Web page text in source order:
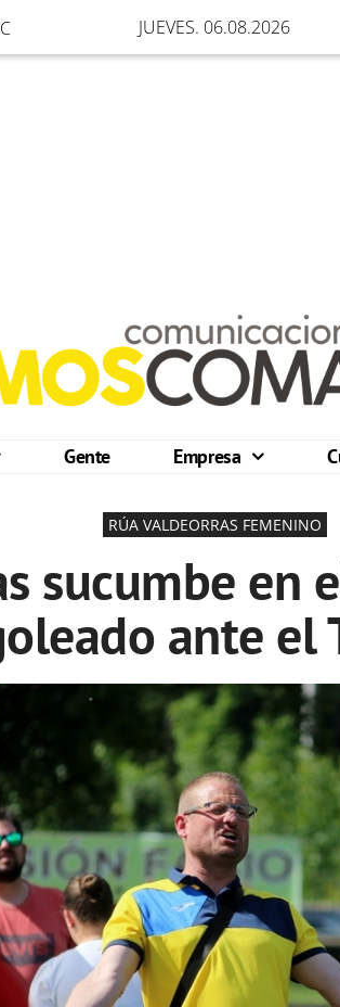
JUEVES. 06.08.2026
Gente Empresa
RÚA VALDEORRAS FEMENINO
sucumbe en
ante el